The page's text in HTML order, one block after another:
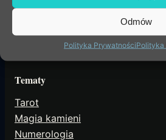
Odmów
Polityka PrywatnościPolityka
extrasens
Wiedza, intuicja i narzędzia
Tematy
Tarot
Magia kamieni
Numerologia